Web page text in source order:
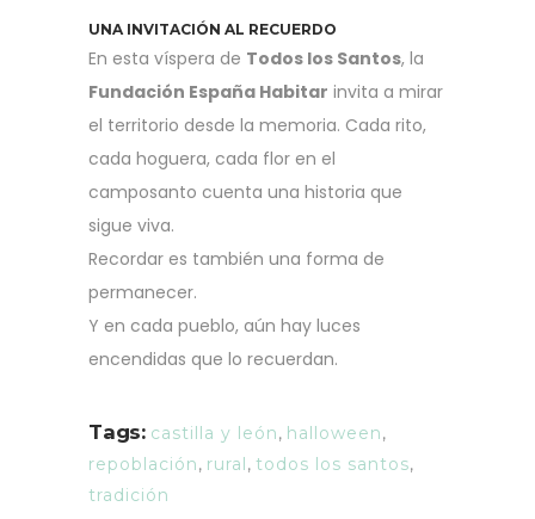
UNA INVITACIÓN AL RECUERDO
En esta víspera de Todos los Santos, la
Fundación España Habitar invita a mirar
el territorio desde la memoria. Cada rito,
cada hoguera, cada flor en el
camposanto cuenta una historia que
sigue viva.
Recordar es también una forma de
permanecer.
Y en cada pueblo, aún hay luces
encendidas que lo recuerdan.
Tags: castilla y león, halloween,
repoblación, rural, todos los santos,
tradición